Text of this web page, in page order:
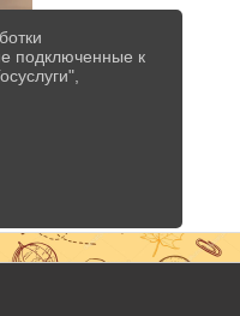
подключенные к